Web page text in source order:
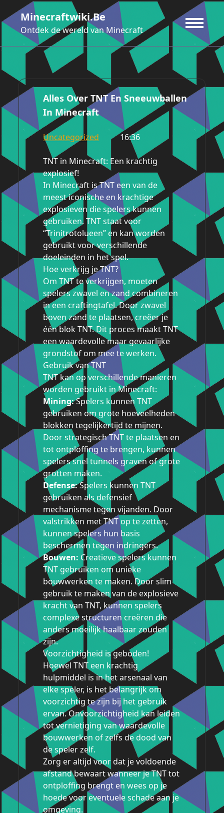
naar
de
inhoud
Minecraftwiki.be
Ontdek de wereld van Minecraft
Alles Over TNT En Sneeuwballen
In Minecraft
Uncategorized 16:36
TNT in Minecraft: Een krachtig
explosief!
In Minecraft is TNT een van de
meest iconische en krachtige
explosieven die spelers kunnen
gebruiken. TNT staat voor
“Trinitrotolueen” en kan worden
gebruikt voor verschillende
doeleinden in het spel.
Hoe verkrijg je TNT?
Om TNT te verkrijgen, moeten
spelers zwavel en zand combineren
in een craftingtafel. Door zwavel
boven zand te plaatsen, creëer je
één blok TNT. Dit proces maakt TNT
een waardevolle maar gevaarlijke
grondstof om mee te werken.
Gebruik van TNT
TNT kan op verschillende manieren
worden gebruikt in Minecraft:
Mining:Spelers kunnen TNT
gebruiken om grote hoeveelheden
blokken tegelijkertijd te mijnen.
Door strategisch TNT te plaatsen en
tot ontploffing te brengen, kunnen
spelers snel tunnels graven of grote
grotten maken.
Defense:Spelers kunnen TNT
gebruiken als defensief
mechanisme tegen vijanden. Door
valstrikken met TNT op te zetten,
kunnen spelers hun basis
beschermen tegen indringers.
Bouwen: Creatieve spelers kunnen
TNT gebruiken om unieke
bouwwerken te maken. Door slim
gebruik te maken van de explosieve
kracht van TNT, kunnen spelers
complexe structuren creëren die
anders moeilijk haalbaar zouden
zijn.
Voorzichtigheid is geboden!
Hoewel TNT een krachtig
hulpmiddel is in het arsenaal van
elke speler, is het belangrijk om
voorzichtig te zijn bij het gebruik
ervan. Onvoorzichtigheid kan leiden
tot vernietiging van waardevolle
bouwwerken of zelfs de dood van
de speler zelf.
Zorg er altijd voor dat je voldoende
afstand bewaart wanneer je TNT tot
ontploffing brengt en wees op je
hoede voor eventuele schade aan je
omgeving.